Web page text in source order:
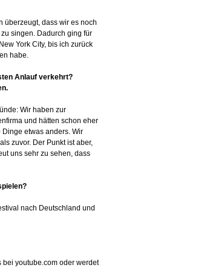
überzeugt, dass wir es noch
singen. Dadurch ging für
York City, bis ich zurück
habe.
Anlauf verkehrt?
Wir haben zur
und hätten schon eher
etwas anders. Wir
zuvor. Der Punkt ist aber,
uns sehr zu sehen, dass
nach Deutschland und
youtube.com oder werdet